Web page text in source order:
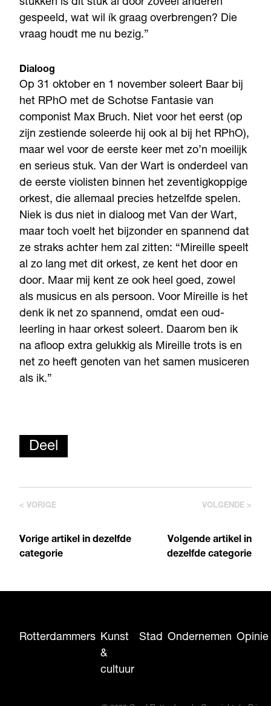
stukken is dit stuk al door zoveel anderen
gespeeld, wat wil ík graag overbrengen? Die
vraag houdt me nu bezig.”
Dialoog
Op 31 oktober en 1 november soleert Baar bij
het RPhO met de Schotse Fantasie van
componist Max Bruch. Niet voor het eerst (op
zijn zestiende soleerde hij ook al bij het RPhO),
maar wel voor de eerste keer met zo’n moeilijk
en serieus stuk. Van der Wart is onderdeel van
de eerste violisten binnen het zeventigkoppige
orkest, die allemaal precies hetzelfde spelen.
Niek is dus niet in dialoog met Van der Wart,
maar toch voelt het bijzonder en spannend dat
ze straks achter hem zal zitten: “Mireille speelt
al zo lang met dit orkest, ze kent het door en
door. Maar mij kent ze ook heel goed, zowel
als musicus en als persoon. Voor Mireille is het
denk ik net zo spannend, omdat een oud-
leerling in haar orkest soleert. Daarom ben ik
na afloop extra gelukkig als Mireille trots is en
net zo heeft genoten van het samen musiceren
als ik.”
Deel
< VORIGE
Vorige artikel in dezelfde
categorie
VOLGENDE >
Volgende artikel in
dezelfde categorie
Rotterdammers Kunst
&
cultuur
Stad Ondernemen Opinie